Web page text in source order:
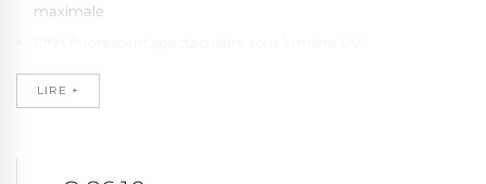
maximale
Avantages pour la performance :
Confort optimal grâce à la semelle latex haute densité à
LIRE +